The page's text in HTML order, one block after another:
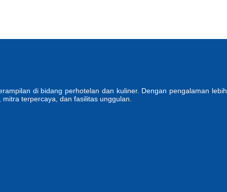
di bidang perhotelan dan kuliner. Dengan pengalaman
terpercaya, dan fasilitas unggulan.